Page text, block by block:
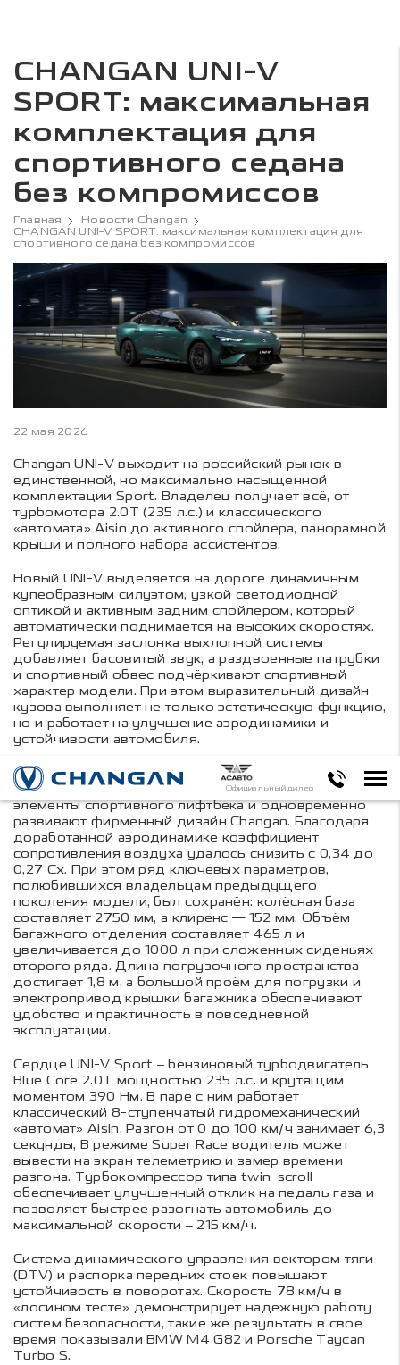
Официальный дилер
CHANGAN UNI-V
SPORT: максимальная
комплектация для
спортивного седана
без компромиссов
Главная
Новости Changan
CHANGAN UNI-V SPORT: максимальная комплектация для
спортивного седана без компромиссов
22 мая 2026
Changan UNI-V выходит на российский рынок в
единственной, но максимально насыщенной
комплектации Sport. Владелец получает всё, от
турбомотора 2.0T (235 л.с.) и классического
«автомата» Aisin до активного спойлера, панорамной
крыши и полного набора ассистентов.
Новый UNI-V выделяется на дороге динамичным
купеобразным силуэтом, узкой светодиодной
оптикой и активным задним спойлером, который
автоматически поднимается на высоких скоростях.
Регулируемая заслонка выхлопной системы
добавляет басовитый звук, а раздвоенные патрубки
и спортивный обвес подчёркивают спортивный
характер модели. При этом выразительный дизайн
кузова выполняет не только эстетическую функцию,
но и работает на улучшение аэродинамики и
устойчивости автомобиля.
Тщательно продуманные пропорции кузова
(4740×1838×1430) подчеркивают классические
элементы спортивного лифтбека и одновременно
развивают фирменный дизайн Changan. Благодаря
доработанной аэродинамике коэффициент
сопротивления воздуха удалось снизить с 0,34 до
0,27 Cx. При этом ряд ключевых параметров,
полюбившихся владельцам предыдущего
поколения модели, был сохранён: колёсная база
составляет 2750 мм, а клиренс — 152 мм. Объём
багажного отделения составляет 465 л и
увеличивается до 1000 л при сложенных сиденьях
второго ряда. Длина погрузочного пространства
достигает 1,8 м, а большой проём для погрузки и
электропривод крышки багажника обеспечивают
удобство и практичность в повседневной
эксплуатации.
Сердце UNI-V Sport – бензиновый турбодвигатель
Blue Core 2.0T мощностью 235 л.с. и крутящим
моментом 390 Нм. В паре с ним работает
классический 8-ступенчатый гидромеханический
«автомат» Aisin. Разгон от 0 до 100 км/ч занимает 6,3
секунды, В режиме Super Race водитель может
вывести на экран телеметрию и замер времени
разгона. Турбокомпрессор типа twin-scroll
обеспечивает улучшенный отклик на педаль газа и
позволяет быстрее разогнать автомобиль до
максимальной скорости – 215 км/ч.
Система динамического управления вектором тяги
(DTV) и распорка передних стоек повышают
устойчивость в поворотах. Скорость 78 км/ч в
«лосином тесте» демонстрирует надежную работу
систем безопасности, такие же результаты в свое
время показывали BMW M4 G82 и Porsche Taycan
Turbo S.